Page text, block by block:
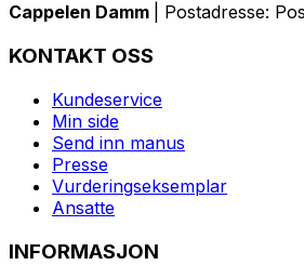
Cappelen Damm | Postadresse:
KONTAKT OSS
Kundeservice
Min side
Send inn manus
Presse
Vurderingseksemplar
Ansatte
INFORMASJON